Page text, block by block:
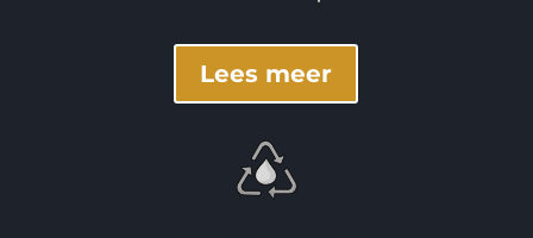
Lees meer